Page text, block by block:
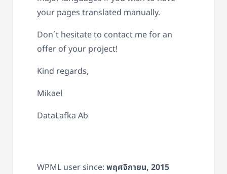
your pages translated manually.
Don´t hesitate to contact me for an
offer of your project!
Kind regards,
Mikael
DataLafka Ab
WPML user since: พฤศจิกายน, 2015